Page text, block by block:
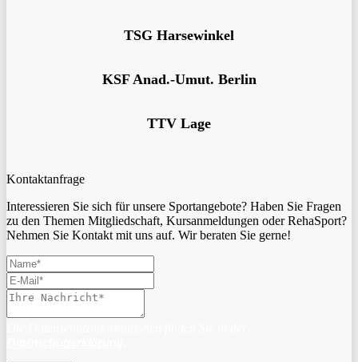
TSG Harsewinkel
KSF Anad.-Umut. Berlin
TTV Lage
Kontaktanfrage
Interessieren Sie sich für unsere Sportangebote? Haben Sie Fragen
zu den Themen Mitgliedschaft, Kursanmeldungen oder RehaSport?
Nehmen Sie Kontakt mit uns auf. Wir beraten Sie gerne!